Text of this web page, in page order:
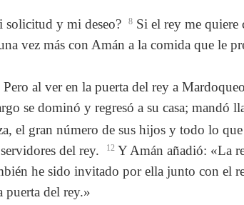
solicitud y mi deseo? 8 Si el rey me quiere
vez más con Amán a la comida que le
al ver en la puerta del rey a
se dominó y regresó a su casa; mandó
el gran número de sus hijos y todo lo
del rey.
12 Y Amán añadió: «La
he sido invitado por ella junto con el
puerta del rey.»